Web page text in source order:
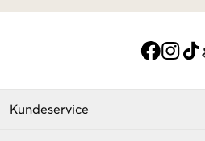
Kundeservice